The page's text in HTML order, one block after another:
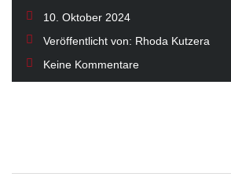
10. Oktober 2024
Veröffentlicht von: Rhoda Kutzera
Keine Kommentare